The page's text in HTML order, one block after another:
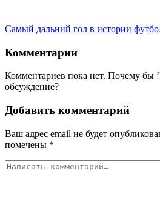
Самый дальний гол в истории
Комментарии
Комментариев пока нет. Почему бы
обсуждение?
Добавить комментарий
Ваш адрес email не будет
помечены *